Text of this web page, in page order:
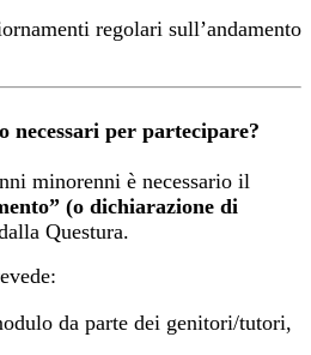
regolari sull’andamento
necessari per partecipare?
minorenni è necessario il
(o dichiarazione di
Questura.
da parte dei genitori/tutori,